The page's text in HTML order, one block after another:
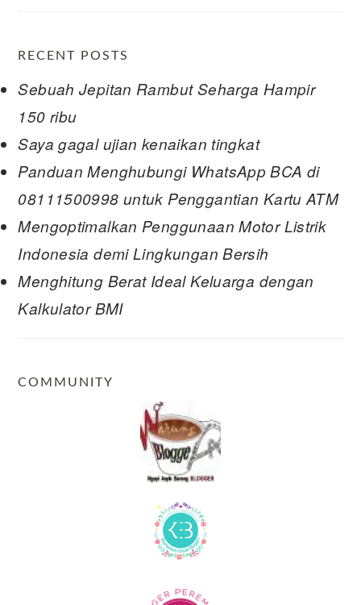
RECENT POSTS
Sebuah Jepitan Rambut Seharga Hampir
150 ribu
Saya gagal ujian kenaikan tingkat
Panduan Menghubungi WhatsApp BCA di
08111500998 untuk Penggantian Kartu ATM
Mengoptimalkan Penggunaan Motor Listrik
Indonesia demi Lingkungan Bersih
Menghitung Berat Ideal Keluarga dengan
Kalkulator BMI
COMMUNITY